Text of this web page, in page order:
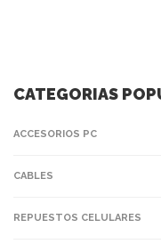
CATEGORIAS
ACCESORIOS PC
CABLES
REPUESTOS CELULARES